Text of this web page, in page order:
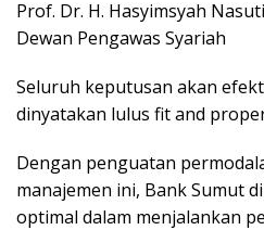
Prof. Dr. H. Hasyimsyah
Dewan Pengawas Syariah
Seluruh keputusan akan
dinyatakan lulus fit and
Dengan penguatan
manajemen ini, Bank Sumut
optimal dalam menjalankan